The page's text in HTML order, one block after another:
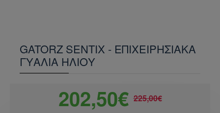
GATORZ SENTIX - ΕΠΙΧΕΙΡΗΣΙΑΚΆ
ΓΥΑΛΙΆ ΗΛΊΟΥ
202,50€ 225,00€